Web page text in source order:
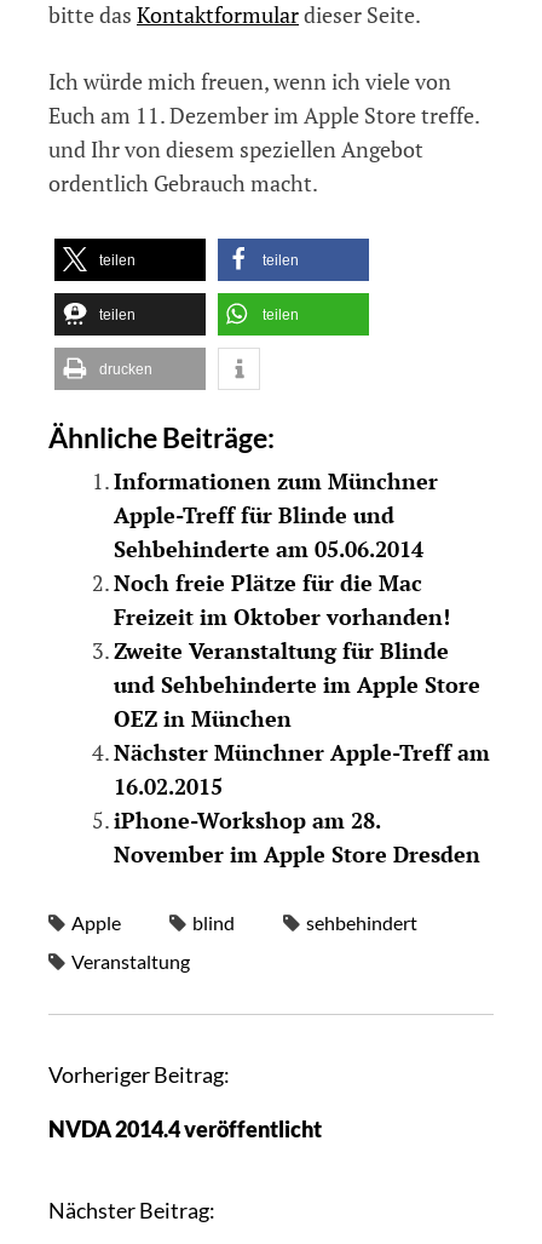
bitte das Kontaktformulardieser Seite.
Ich würde mich freuen, wenn ich viele von
Euch am 11. Dezember im Apple Store treffe.
und Ihr von diesem speziellen Angebot
ordentlich Gebrauch macht.
teilen teilen
teilen teilen
drucken
Ähnliche Beiträge:
Informationen zum Münchner
Apple-Treff für Blinde und
Sehbehinderte am 05.06.2014
Noch freie Plätze für die Mac
Freizeit im Oktober vorhanden!
Zweite Veranstaltung für Blinde
und Sehbehinderte im Apple Store
OEZ in München
Nächster Münchner Apple-Treff am
16.02.2015
iPhone-Workshop am 28.
November im Apple Store Dresden
Apple blind
sehbehindert
Veranstaltung
Vorheriger Beitrag:
NVDA 2014.4 veröffentlicht
Nächster Beitrag: